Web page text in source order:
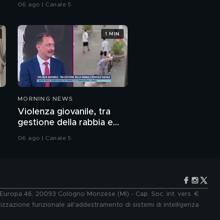
06 ago | Canale 5
MORNING NEWS
Violenza giovanile, tra
gestione della rabbia e
pericolo sociale: parla il
06 ago | Canale 5
1 MIN
46, 20093 Cologno Monzese (MI) - Cap. Soc. int. vers. €
funzionale all'addestramento di sistemi di intelligenza